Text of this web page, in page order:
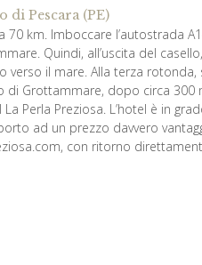
di Pescara (PE)
70 km. Imboccare l’autostrada
Quindi, all’uscita del
verso il mare. Alla terza rotonda,
di Grottammare, dopo circa 300
La Perla Preziosa. L’hotel è in
ad un prezzo davvero
con ritorno